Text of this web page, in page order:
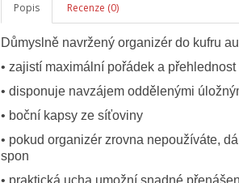
Popis Recenze (0)
Důmyslně navržený organizér do kufru
• zajistí maximální pořádek a přehlednost
• disponuje navzájem oddělenými
• boční kapsy ze síťoviny
• pokud organizér zrovna nepoužíváte,
spon
• praktická ucha umožní snadné